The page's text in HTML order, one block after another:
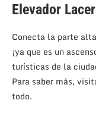
Elevador
Conecta la parte
¡ya que es un
turísticas de la
Para saber más,
todo.